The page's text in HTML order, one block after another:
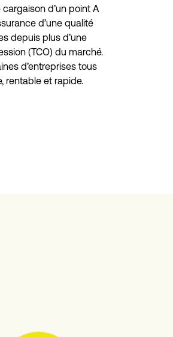
d’un point A
d’une qualité
depuis plus d’une
(TCO) du marché.
d’entreprises tous
rentable et rapide.